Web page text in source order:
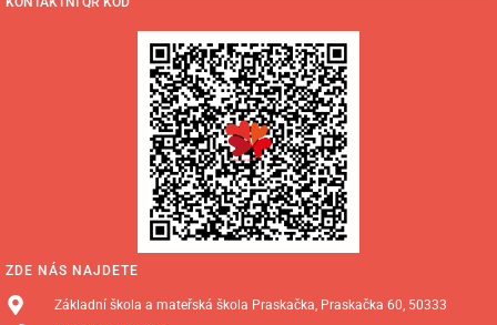
ZDE NÁS NAJDETE
Základní škola a mateřská škola Praskačka, Praskačka 60, 50333